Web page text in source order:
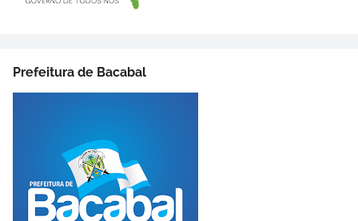
Prefeitura de Bacabal